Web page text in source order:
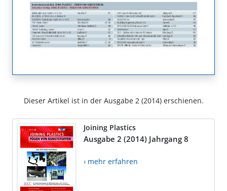
Dieser Artikel ist in der Ausgabe 2 (2014) erschienen.
Joining Plastics
Ausgabe 2 (2014) Jahrgang 8
› mehr erfahren